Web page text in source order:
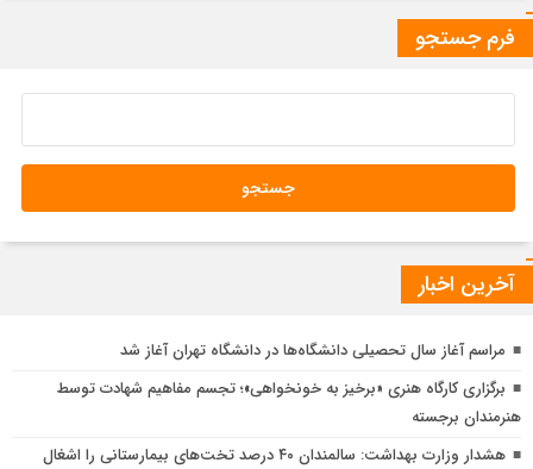
فرم جستجو
آخرین اخبار
مراسم آغاز سال تحصیلی دانشگاه‌ها در دانشگاه تهران آغاز شد
برگزاری کارگاه هنری «برخیز به خونخواهی»؛ تجسم مفاهیم شهادت توسط
هنرمندان برجسته
هشدار وزارت بهداشت: سالمندان ۴۰ درصد تخت‌های بیمارستانی را اشغال